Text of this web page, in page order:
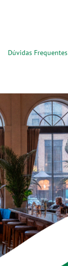
Dúvidas Frequentes